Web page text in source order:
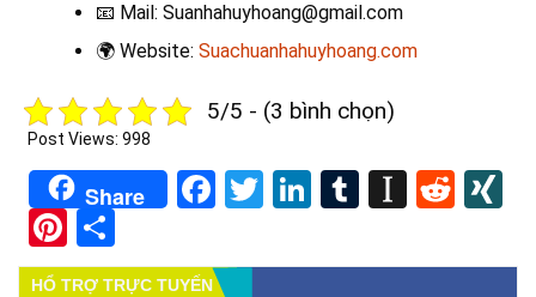
📧 Mail: Suanhahuyhoang@gmail.com
🌍 Website: Suachuanhahuyhoang.com
5/5 - (3 bình chọn)
Post Views: 998
Share Facebook
TwitterLinkedIn
Tumblr
Pinterest
HỔ TRỢ TRỰC TUYẾN